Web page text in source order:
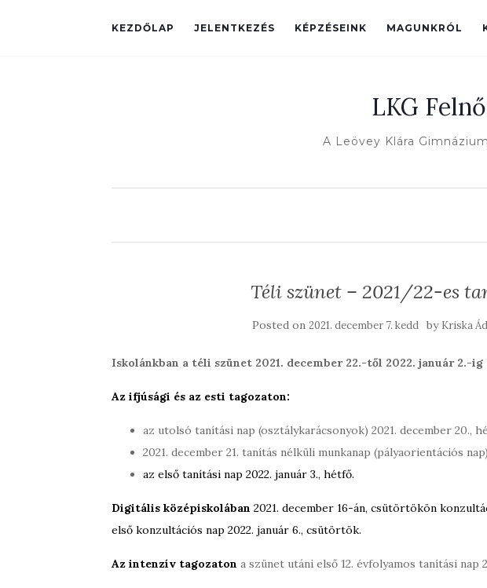
KEZDŐLAP JELENTKEZÉS KÉPZÉSEINK MAGUNKRÓL
LKG
A Leövey Klára
Téli szünet – 2021/22-es
Posted on 2021. december 7. kedd by Kriska
Iskolánkban a téli szünet 2021. december 22.-től 2022. január 2.-
Az ifjúsági és az esti tagozaton:
az utolsó tanítási nap (osztálykarácsonyok) 2021. december 20.,
2021. december 21. tanítás nélküli munkanap (pályaorientációs nap)
az első tanítási nap 2022. január 3., hétfő.
Digitális középiskolában 2021. december 16-án, csütörtökön
első konzultációs nap 2022. január 6., csütörtök.
Az intenzív tagozaton a szünet utáni első 12. évfolyamos tanítási nap